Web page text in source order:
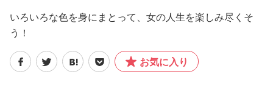
いろいろな色を身にまとって、女の人生を楽しみ尽くそ
う！
お気に入り